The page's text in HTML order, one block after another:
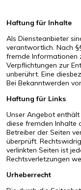
Haftung für Inhalte
Als Diensteanbieter
verantwortlich. Nach
fremde Informationen
Verpflichtungen zur
unberührt. Eine
Bei Bekanntwerden
Haftung für Links
Unser Angebot
diese fremden Inhalte
Betreiber der Seiten
überprüft.
verlinkten Seiten ist
Rechtsverletzungen
Urheberrecht